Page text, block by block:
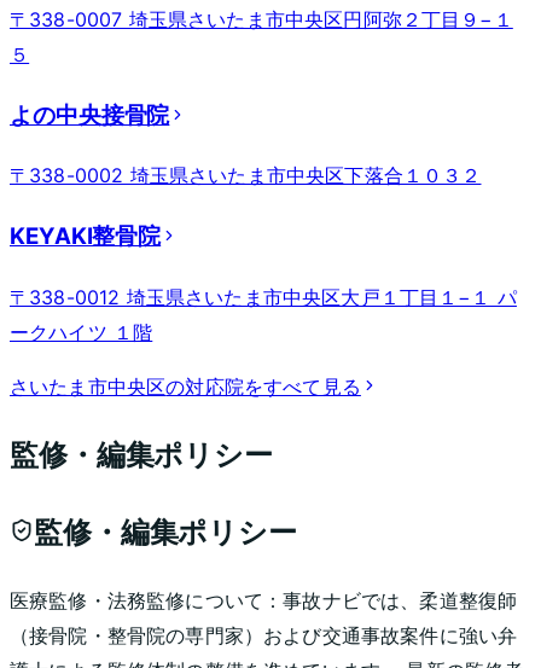
〒338-0007 埼玉県さいたま市中央区円阿弥２丁目９−１
５
よの中央接骨院
〒338-0002 埼玉県さいたま市中央区下落合１０３２
KEYAKI整骨院
〒338-0012 埼玉県さいたま市中央区大戸１丁目１−１ パ
ークハイツ １階
さいたま市中央区の対応院をすべて見る
監修・編集ポリシー
監修・編集ポリシー
医療監修・法務監修について：事故ナビでは、柔道整復師
（接骨院・整骨院の専門家）および交通事故案件に強い弁